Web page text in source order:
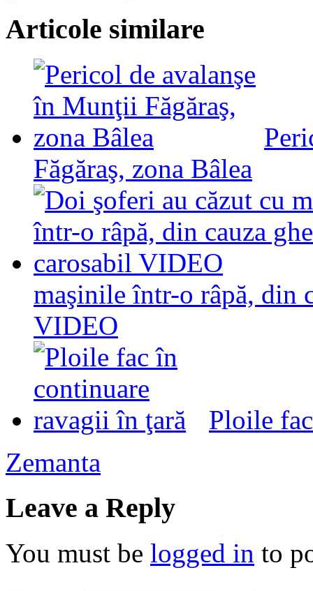
Articole similare
Făgăraş, zona Bâlea
maşinile într-o râpă, din
VIDEO
Ploile
Zemanta
Leave a Reply
You must be logged in to